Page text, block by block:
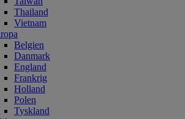
Thailand
Vietnam
Belgien
Danmark
England
Frankrig
Holland
Polen
Tyskland